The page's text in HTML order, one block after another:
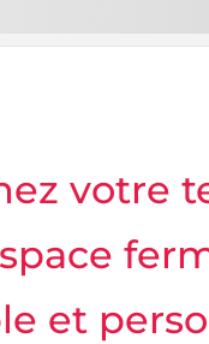
votre
et